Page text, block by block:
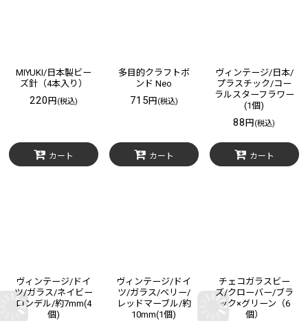
MIYUKI/日本製ビー
ズ針（4本入り）
220 円 (税込)
カート
多目的クラフトボ
ンド Neo
715 円 (税込)
カート
ヴィンテージ/日本/
プラスチック/コー
ラルスターフラワー
(1個)
88円 (税込)
カート
ヴィンテージ/ドイ
ツ/ガラス/ネイビー
ロンデル/約7mm(4
個)
ヴィンテージ/ドイ
ツ/ガラス/ベリー/
レッドマーブル/約
10mm(1個)
チェコガラスビー
ズ/クローバー/ブラ
ック×グリーン（6
個）